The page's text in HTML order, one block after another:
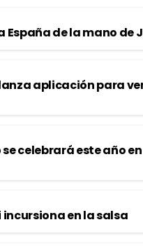
a España de la mano de
aplicación para
se celebrará este año en
incursiona en la salsa